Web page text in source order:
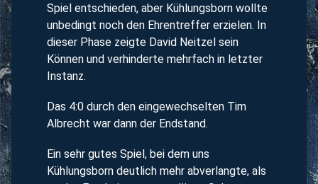
Spiel entschieden, aber Kühlungsborn wollte
unbedingt noch den Ehrentreffer erzielen. In
dieser Phase zeigte David Neitzel sein
Können und verhinderte mehrfach in letzter
Instanz.
Das 4:0 durch den eingewechselten Tim
Albrecht war dann der Endstand.
Ein sehr gutes Spiel, bei dem uns
Kühlungsborn deutlich mehr abverlangte, als